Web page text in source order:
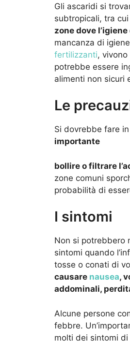
Gli ascaridi si
subtropicali, tra cui
zone dove
mancanza di
fertilizzanti,
potrebbe essere
alimenti non sicuri
Le
Si dovrebbe fare
importante
bollire o filtrare
zone comuni
probabilità di
I sintomi
Non si potrebbero
sintomi quando
tosse o conati di
causare nausea,
addominali,
Alcune persone
febbre.
molti dei sintomi